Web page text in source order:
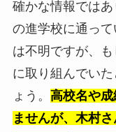
確かな情報では
の進学校に通っ
は不明ですが、
に取り組んでい
ょう。 高校名や
ませんが、木村